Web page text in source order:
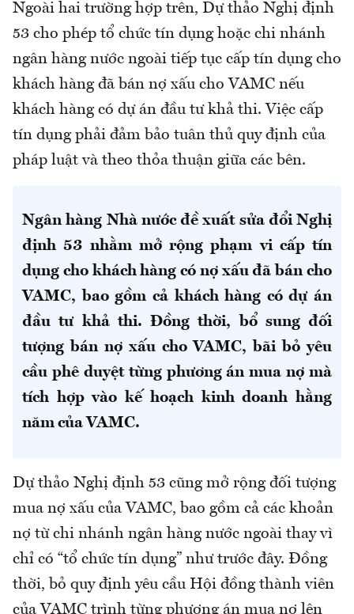
Ngoài hai trường hợp trên, Dự thảo Nghị định
53 cho phép tổ chức tín dụng hoặc chi nhánh
ngân hàng nước ngoài tiếp tục cấp tín dụng cho
khách hàng đã bán nợ xấu cho VAMC nếu
khách hàng có dự án đầu tư khả thi. Việc cấp
tín dụng phải đảm bảo tuân thủ quy định của
pháp luật và theo thỏa thuận giữa các bên.
Ngân hàng Nhà nước đề xuất sửa đổi Nghị
định 53 nhằm mở rộng phạm vi cấp tín
dụng cho khách hàng có nợ xấu đã bán cho
VAMC, bao gồm cả khách hàng có dự án
đầu tư khả thi. Đồng thời, bổ sung đối
tượng bán nợ xấu cho VAMC, bãi bỏ yêu
cầu phê duyệt từng phương án mua nợ mà
tích hợp vào kế hoạch kinh doanh hằng
năm của VAMC.
Dự thảo Nghị định 53 cũng mở rộng đối tượng
mua nợ xấu của VAMC, bao gồm cả các khoản
nợ từ chi nhánh ngân hàng nước ngoài thay vì
chỉ có “tổ chức tín dụng” như trước đây. Đồng
thời, bỏ quy định yêu cầu Hội đồng thành viên
của VAMC trình từng phương án mua nợ lên